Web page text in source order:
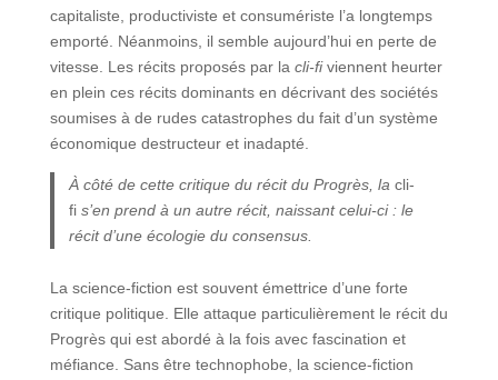
capitaliste, productiviste et consumériste l’a longtemps
emporté. Néanmoins, il semble aujourd’hui en perte de
vitesse. Les récits proposés par la cli-fiviennent heurter
en plein ces récits dominants en décrivant des sociétés
soumises à de rudes catastrophes du fait d’un système
économique destructeur et inadapté.
À côté de cette critique du récit du Progrès, lacli-
fi s’en prend à un autre récit, naissant celui-ci : le
récit d’une écologie du consensus.
La science-fiction est souvent émettrice d’une forte
critique politique. Elle attaque particulièrement le récit du
Progrès qui est abordé à la fois avec fascination et
méfiance. Sans être technophobe, la science-fiction